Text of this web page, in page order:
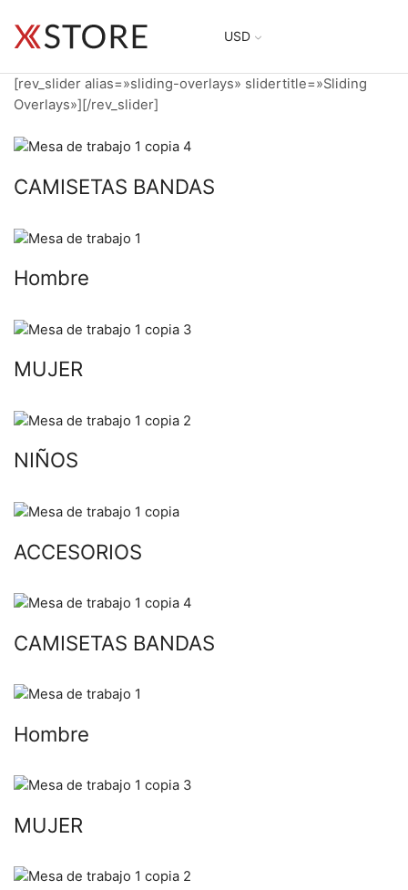
USD
[rev_slider alias=»sliding-overlays» slidertitle=»Sliding
Overlays»][/rev_slider]
CAMISETAS BANDAS
Hombre
MUJER
NIÑOS
ACCESORIOS
CAMISETAS BANDAS
Hombre
MUJER